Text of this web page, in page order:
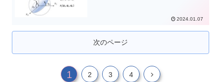
2024.01.07
次のページ
1 2 3 4